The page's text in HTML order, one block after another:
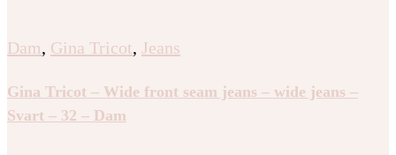
Dam, Gina Tricot, Jeans
Gina Tricot – Wide front seam jeans – wide jeans –
Svart – 32 – Dam